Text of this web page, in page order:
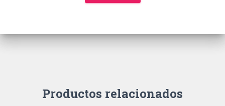
Productos relacionados